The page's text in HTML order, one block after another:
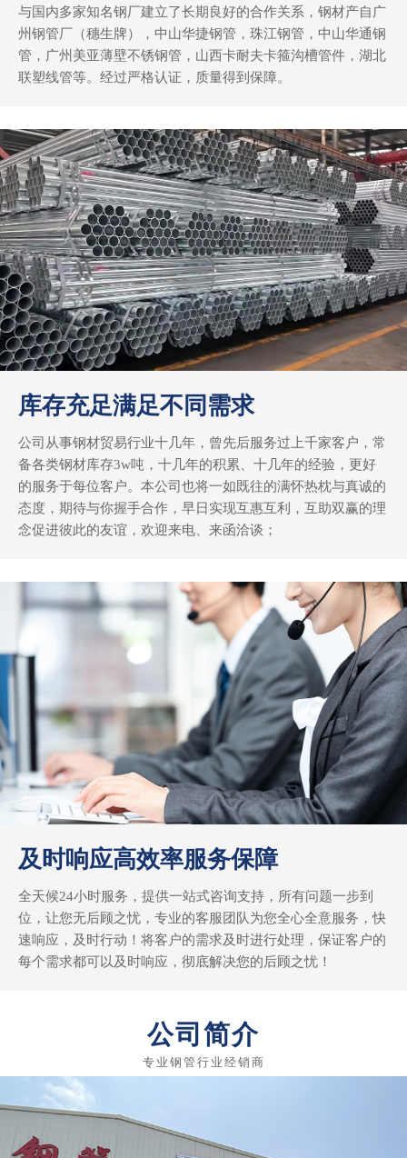
与国内多家知名钢厂建立了长期良好的合作关系，钢材产自广
州钢管厂（穗生牌），中山华捷钢管，珠江钢管，中山华通钢
管，广州美亚薄壁不锈钢管，山西卡耐夫卡箍沟槽管件，湖北
联塑线管等。经过严格认证，质量得到保障。
库存充足满足不同需求
公司从事钢材贸易行业十几年，曾先后服务过上千家客户，常
备各类钢材库存3w吨，十几年的积累、十几年的经验，更好
的服务于每位客户。本公司也将一如既往的满怀热枕与真诚的
态度，期待与你握手合作，早日实现互惠互利，互助双赢的理
念促进彼此的友谊，欢迎来电、来函洽谈；
及时响应高效率服务保障
全天候24小时服务，提供一站式咨询支持，所有问题一步到
位，让您无后顾之忧，专业的客服团队为您全心全意服务，快
速响应，及时行动！将客户的需求及时进行处理，保证客户的
每个需求都可以及时响应，彻底解决您的后顾之忧！
公司简介